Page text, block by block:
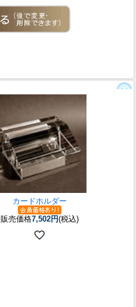
カードホルダー
販売価格7,502円(税込)